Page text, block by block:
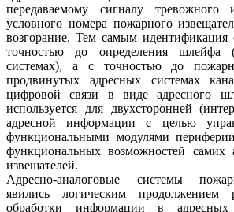
передаваемому сигналу тревожного
условного номера пожарного
возгорание. Тем самым идентификация
точностью до определения шлейфа
системах), а с точностью до
продвинутых адресных системах
цифровой связи в виде адресного
используется для двухсторонней
адресной информации с целью
функциональными модулями
функциональных возможностей самих
извещателей.
Адресно-аналоговые системы
явились логическим продолжением
обработки информации в